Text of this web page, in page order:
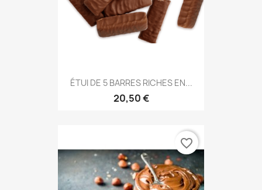
ÉTUI DE 5 BARRES RICHES EN...
20,50 €
favorite_border